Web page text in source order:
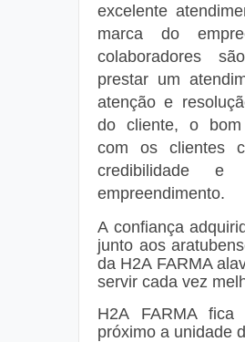
excelente
marca do
colaboradores
prestar um
atenção e
do cliente, o bom
com os clientes
credibilidade e
empreendimento.
A confiança
junto aos
da H2A FARMA
servir cada vez
H2A FARMA
próximo a unidade